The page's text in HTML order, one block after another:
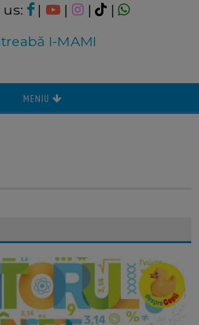
| | |
|
I-MAMI
MENIU